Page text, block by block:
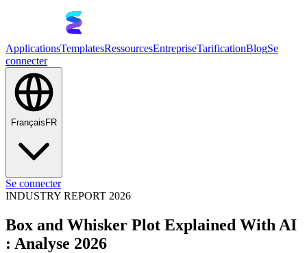
ApplicationsTemplatesRessourcesEntrepriseTarificationBlogSe
connecter
Français FR
Se connecter
INDUSTRY REPORT 2026
Box and Whisker Plot Explained With AI
: Analyse 2026